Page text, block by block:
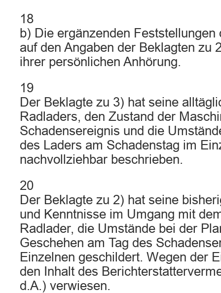
18
b) Die ergänzenden Feststellungen
auf den Angaben der Beklagten zu
ihrer persönlichen Anhörung.
19
Der Beklagte zu 3) hat seine
Radladers, den Zustand der
Schadensereignis und die
des Laders am Schadenstag im
nachvollziehbar beschrieben.
20
Der Beklagte zu 2) hat seine
und Kenntnisse im Umgang mit
Radlader, die Umstände bei der
Geschehen am Tag des
Einzelnen geschildert. Wegen der
den Inhalt des
d.A.) verwiesen.